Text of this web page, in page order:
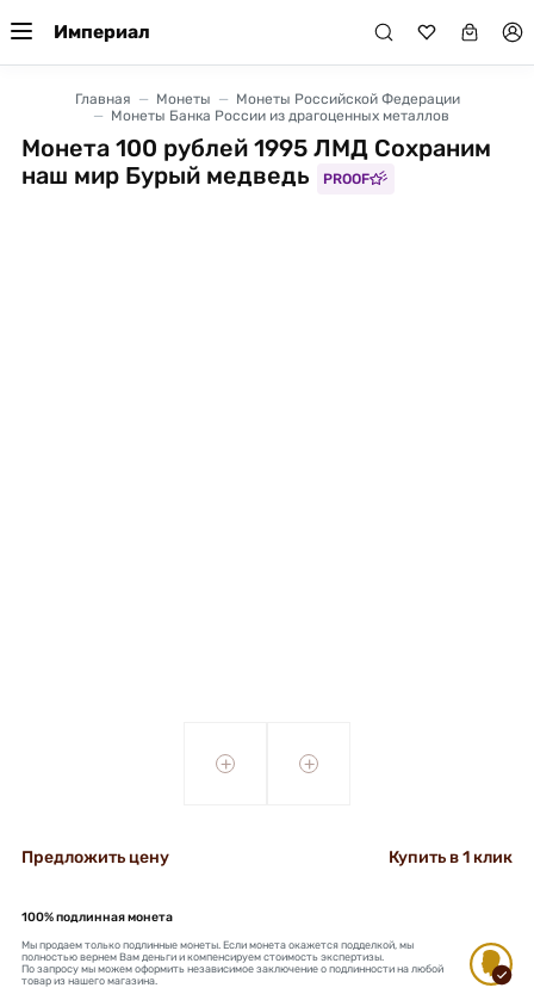
Империал
Главная Монеты
Монеты Российской Федерации
Монеты Банка России из драгоценных металлов
Монета 100 рублей 1995 ЛМД Сохраним
наш мир Бурый медведь
PROOF
+ +
Предложить цену Купить в 1 клик
100% подлинная монета
Мы продаем только подлинные монеты. Если монета окажется подделкой, мы
полностью вернем Вам деньги и компенсируем стоимость экспертизы.
По запросу мы можем оформить независимое заключение о подлинности на любой
товар из нашего магазина.